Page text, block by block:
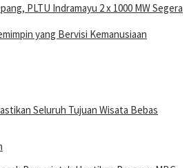
PLTU Indramayu 2 x 1000 MW Segera
yang Bervisi Kemanusiaan
Seluruh Tujuan Wisata Bebas